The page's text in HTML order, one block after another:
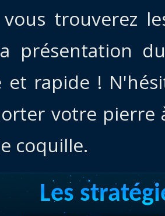
vous trouverez
présentation
et rapide !
votre pierre
coquille.
Les